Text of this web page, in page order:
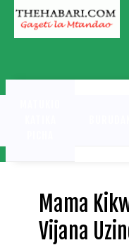
Skip
content
Mama
Vijana